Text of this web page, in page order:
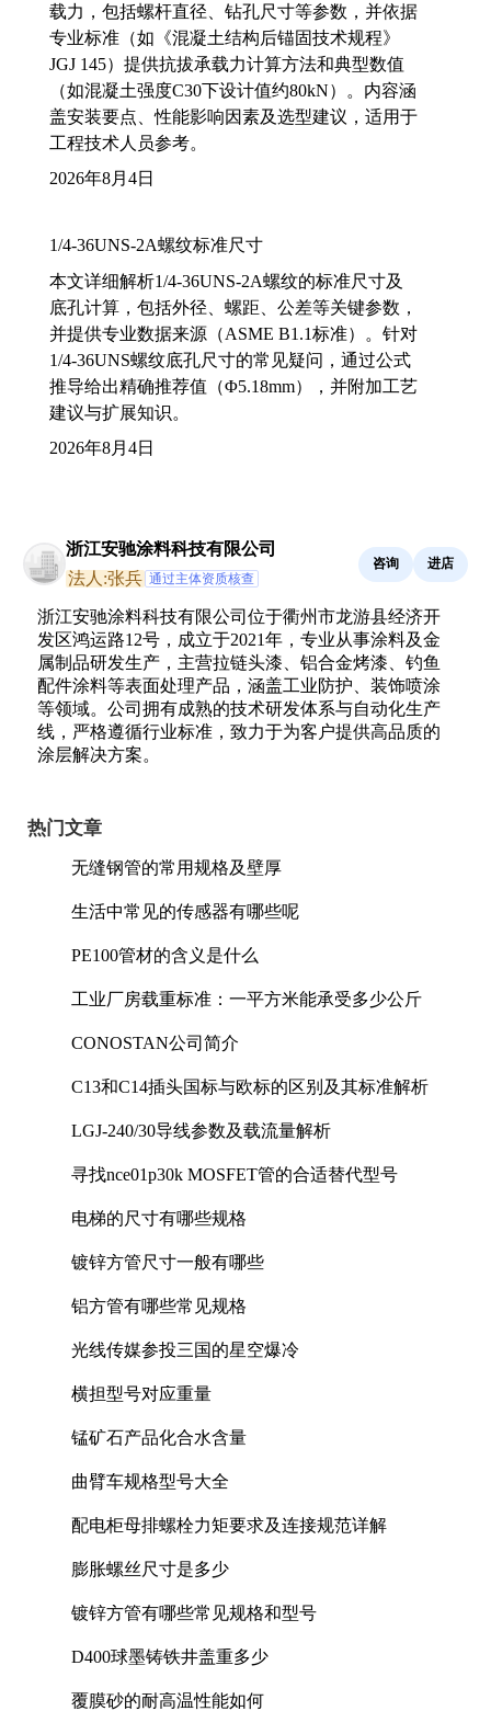
载力，包括螺杆直径、钻孔尺寸等参数，并依据
专业标准（如《混凝土结构后锚固技术规程》
JGJ 145）提供抗拔承载力计算方法和典型数值
（如混凝土强度C30下设计值约80kN）。内容涵
盖安装要点、性能影响因素及选型建议，适用于
工程技术人员参考。
2026年8月4日
1/4-36UNS-2A螺纹标准尺寸
本文详细解析1/4-36UNS-2A螺纹的标准尺寸及
底孔计算，包括外径、螺距、公差等关键参数，
并提供专业数据来源（ASME B1.1标准）。针对
1/4-36UNS螺纹底孔尺寸的常见疑问，通过公式
推导给出精确推荐值（Φ5.18mm），并附加工艺
建议与扩展知识。
2026年8月4日
浙江安驰涂料科技有限公司
法人:张兵 通过主体资质核查
咨询 进店
浙江安驰涂料科技有限公司位于衢州市龙游县经济开
发区鸿运路12号，成立于2021年，专业从事涂料及金
属制品研发生产，主营拉链头漆、铝合金烤漆、钓鱼
配件涂料等表面处理产品，涵盖工业防护、装饰喷涂
等领域。公司拥有成熟的技术研发体系与自动化生产
线，严格遵循行业标准，致力于为客户提供高品质的
涂层解决方案。
热门文章
无缝钢管的常用规格及壁厚
生活中常见的传感器有哪些呢
PE100管材的含义是什么
工业厂房载重标准：一平方米能承受多少公斤
CONOSTAN公司简介
C13和C14插头国标与欧标的区别及其标准解析
LGJ-240/30导线参数及载流量解析
寻找nce01p30k MOSFET管的合适替代型号
电梯的尺寸有哪些规格
镀锌方管尺寸一般有哪些
铝方管有哪些常见规格
光线传媒参投三国的星空爆冷
横担型号对应重量
锰矿石产品化合水含量
曲臂车规格型号大全
配电柜母排螺栓力矩要求及连接规范详解
膨胀螺丝尺寸是多少
镀锌方管有哪些常见规格和型号
D400球墨铸铁井盖重多少
覆膜砂的耐高温性能如何